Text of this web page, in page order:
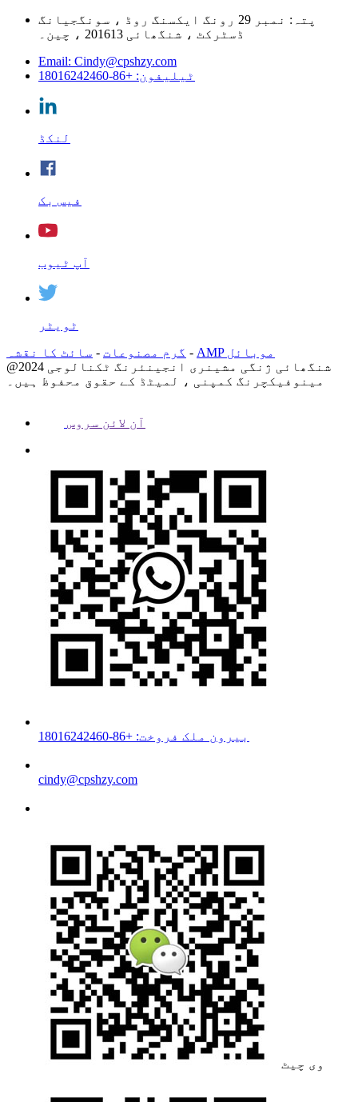
پتہ: نمبر 29 رونگ ایکسنگ روڈ ، سونگجیانگ
ڈسٹرکٹ ، شنگھائی 201613 ، چین۔
Email: Cindy@cpshzy.com
ٹیلیفون: +86-18016242460
لنکڈ
فیس بک
آپ ٹیوب
ٹویٹر
گرم مصنوعات - سائٹ کا نقشہ -
AMP موبائل
@2024 شنگھائی ژنگی مشینری انجینئرنگ ٹکنالوجی
مینوفیکچرنگ کمپنی ، لمیٹڈ کے حقوق محفوظ ہیں۔
آن لائن سروس
بیرون ملک فروخت: +86-18016242460
cindy@cpshzy.com
وی چیٹ